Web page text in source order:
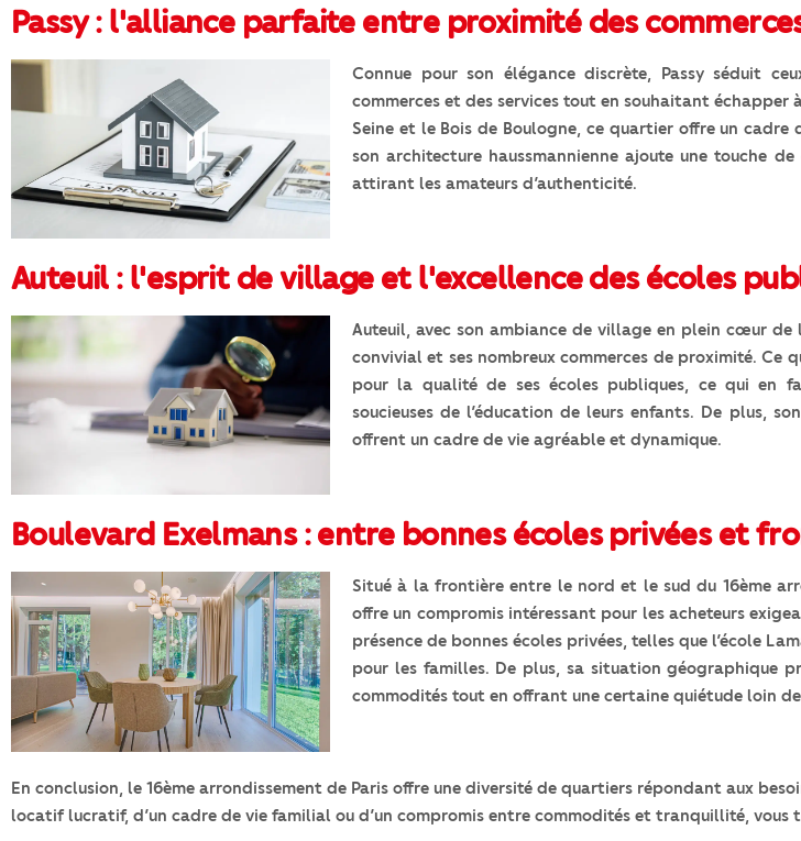
Passy : l'alliance parfaite entre proximité des
Connue pour son élégance discrète, Passy séduit
commerces et des services tout en souhaitant
Seine et le Bois de Boulogne, ce quartier offre un
son architecture haussmannienne ajoute une touche
attirant les amateurs d’authenticité.
Auteuil : l'esprit de village et l'excellence des écoles
Auteuil, avec son ambiance de village en plein cœur
convivial et ses nombreux commerces de proximité. Ce
pour la qualité de ses écoles publiques, ce qui en
soucieuses de l’éducation de leurs enfants. De plus,
offrent un cadre de vie agréable et dynamique.
Boulevard Exelmans : entre bonnes écoles privées et
Situé à la frontière entre le nord et le sud du 16ème
offre un compromis intéressant pour les acheteurs
présence de bonnes écoles privées, telles que l’école
pour les familles. De plus, sa situation géographique
commodités tout en offrant une certaine quiétude loin
En conclusion, le 16ème arrondissement de Paris offre une diversité de quartiers répondant aux
locatif lucratif, d’un cadre de vie familial ou d’un compromis entre commodités et tranquillité,